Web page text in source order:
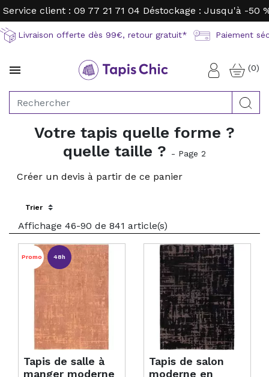
Service client : 09 77 21 71 04 Déstockage : Jusqu'à -50
Livraison offerte dès 99€, retour gratuit* Paiement
 Connexion
(0)
Votre tapis quelle forme ?
quelle taille ?
- Page 2
Créer un devis à partir de ce panier
Sort by:
Affichage 46-90 de 841 article(s)
Tapis de salle à
manger moderne
Promo 48h
Tapis de salon
moderne en